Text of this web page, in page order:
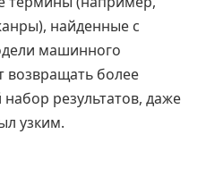
найденные с
машинного
возвращать более
результатов, даже
узким.